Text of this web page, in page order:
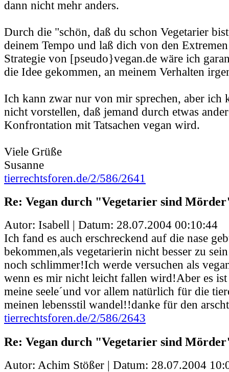
dann nicht mehr anders.
Durch die "schön, daß du schon Vegetarier
deinem Tempo und laß dich von den
Strategie von [pseudo}vegan.de wäre ich
die Idee gekommen, an meinem Verhalten
Ich kann zwar nur von mir sprechen, aber ich
nicht vorstellen, daß jemand durch etwas
Konfrontation mit Tatsachen vegan wird.
Viele Grüße
Susanne
tierrechtsforen.de/2/586/2641
Re: Vegan durch "Vegetarier sind
Autor: Isabell | Datum: 28.07.2004 00:10:44
Ich fand es auch erschreckend auf die nase
bekommen,als vegetarierin nicht besser zu
noch schlimmer!Ich werde versuchen als
wenn es mir nicht leicht fallen wird!Aber es
meine seele´und vor allem natürlich für die
meinen lebensstil wandel!!danke für den
tierrechtsforen.de/2/586/2643
Re: Vegan durch "Vegetarier sind
Autor: Achim Stößer | Datum: 28.07.2004